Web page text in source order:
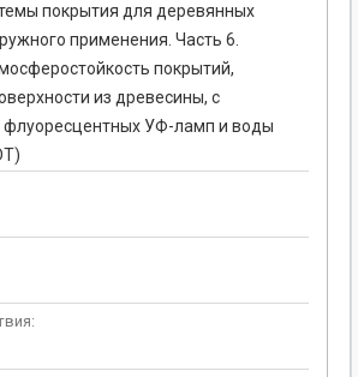
покрытия для деревянных
применения. Часть 6.
покрытий,
из древесины, с
флуоресцентных УФ-ламп и воды